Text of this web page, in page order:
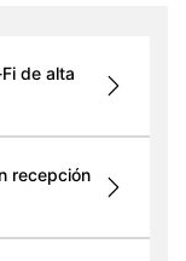
de alta
recepción